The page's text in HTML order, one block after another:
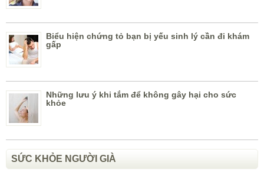
Biểu hiện chứng tỏ bạn bị yếu sinh lý cần đi khám
gấp
Những lưu ý khi tắm để không gây hại cho sức
khỏe
SỨC KHỎE NGƯỜI GIÀ